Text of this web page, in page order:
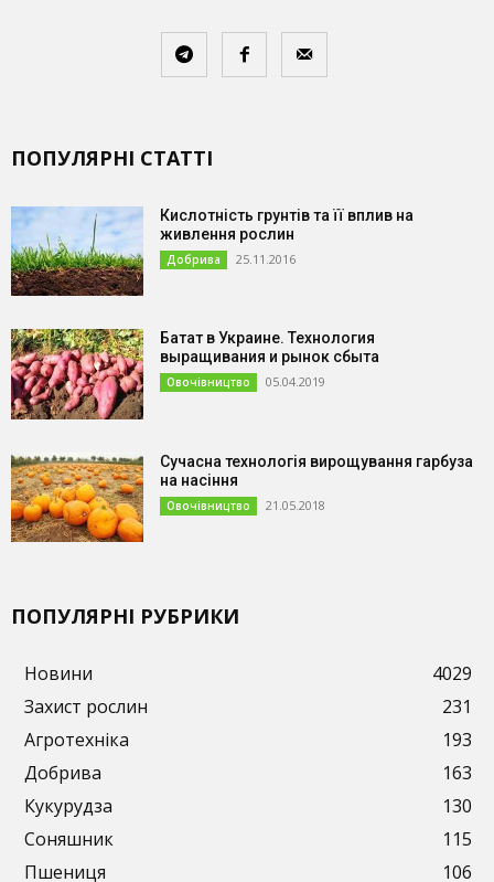
ПОПУЛЯРНІ СТАТТІ
Кислотність грунтів та її вплив на
живлення рослин
Добрива 25.11.2016
Батат в Украине. Технология
выращивания и рынок сбыта
Овочівництво 05.04.2019
Сучасна технологія вирощування гарбуза
на насіння
Овочівництво 21.05.2018
ПОПУЛЯРНІ РУБРИКИ
Новини
4029
Захист рослин
231
Агротехніка
193
Добрива
163
Кукурудза
130
Соняшник
115
Пшениця
106